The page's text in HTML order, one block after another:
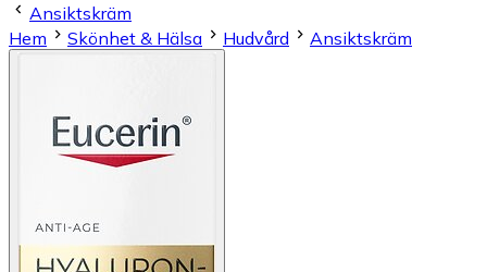
Ansiktskräm
Hem
Skönhet & Hälsa Hudvård Ansiktskräm